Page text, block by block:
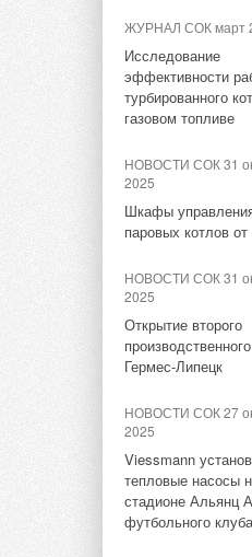
ЖУРНАЛ СОК март
Исследование
эффективности
турбированного
газовом топливе
НОВОСТИ СОК 31
2025
Шкафы
паровых котлов
НОВОСТИ СОК 31
2025
Открытие второго
Гермес-Липецк
НОВОСТИ СОК 27
2025
Viessmann
тепловые насосы
стадионе Альянц
футбольного
исполнилось 60
НОВОСТИ СОК 2
Итоги участия ДКМ
НОВОСТИ СОК 26
«ДКМ» - участник
программы
НОВОСТИ СОК 20
Лаборатория ООО
новое оборудование
Тэги: Компания
НЕВАТОМ
НОВОСТИ СОК 29
2026
NEIVA CXe с
НОВОСТИ СОК 27
НЕВАТОМ —
производитель
НОВОСТИ СОК 20
Круглые
клапаны EI120 от